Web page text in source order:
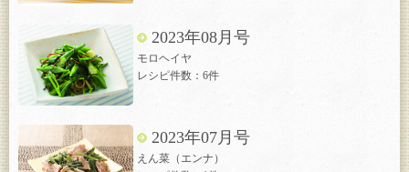
2023年08月号
モロヘイヤ
レシピ件数：6件
2023年07月号
えん菜（エンナ）